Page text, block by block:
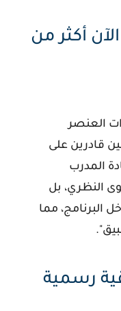
أكثر من
العنصر
قادرين على
المدرب
النظري، بل
البرنامج، مما